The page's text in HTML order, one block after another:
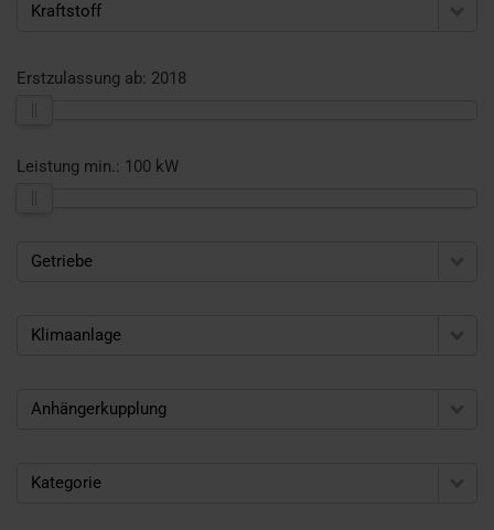
Kraftstoff
Erstzulassung ab: 2018
Leistung min.: 100 kW
Getriebe
Klimaanlage
Anhängerkupplung
Kategorie